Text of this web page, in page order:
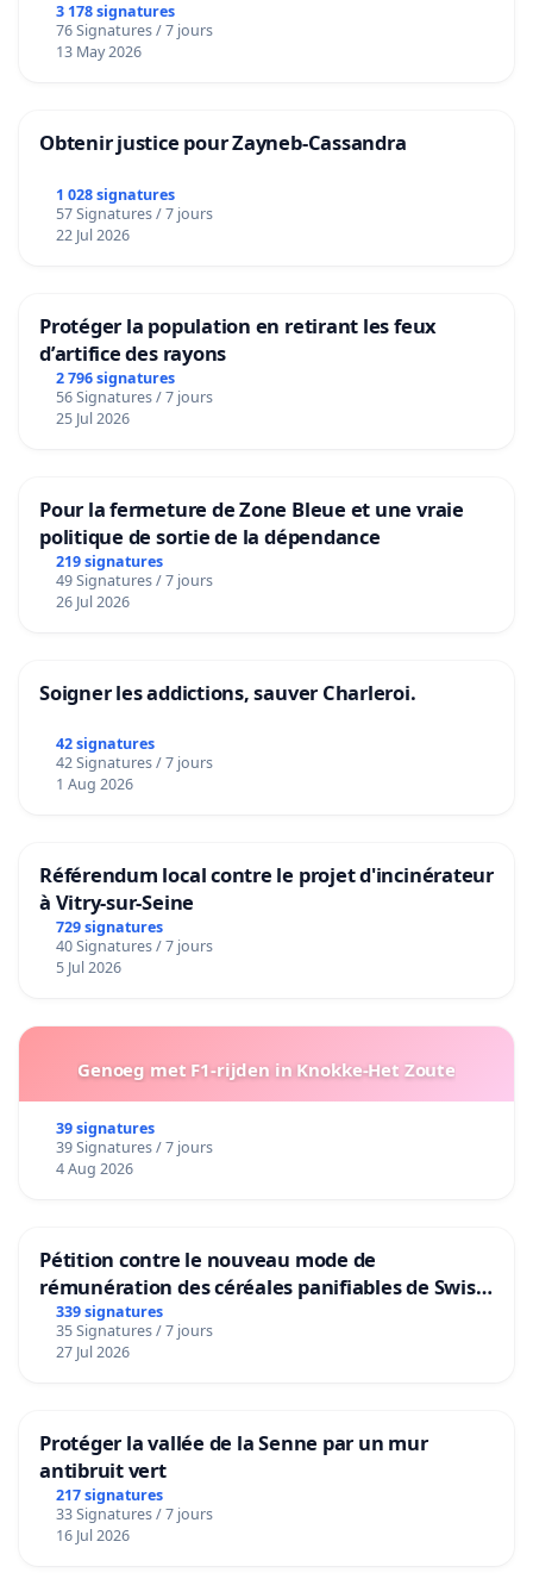
3 178 signatures
76 Signatures / 7 jours
13 May 2026
Obtenir justice pour Zayneb-Cassandra
1 028 signatures
57 Signatures / 7 jours
22 Jul 2026
Protéger la population en retirant les feux
d’artifice des rayons
2 796 signatures
56 Signatures / 7 jours
25 Jul 2026
Pour la fermeture de Zone Bleue et une vraie
politique de sortie de la dépendance
219 signatures
49 Signatures / 7 jours
26 Jul 2026
Soigner les addictions, sauver Charleroi.
42 signatures
42 Signatures / 7 jours
1 Aug 2026
Référendum local contre le projet d'incinérateur
à Vitry-sur-Seine
729 signatures
40 Signatures / 7 jours
5 Jul 2026
Genoeg met F1-rijden in Knokke-Het Zoute
39 signatures
39 Signatures / 7 jours
4 Aug 2026
Pétition contre le nouveau mode de
rémunération des céréales panifiables de Swiss
granum basé sur la teneur en protéines
339 signatures
35 Signatures / 7 jours
27 Jul 2026
Protéger la vallée de la Senne par un mur
antibruit vert
217 signatures
33 Signatures / 7 jours
16 Jul 2026